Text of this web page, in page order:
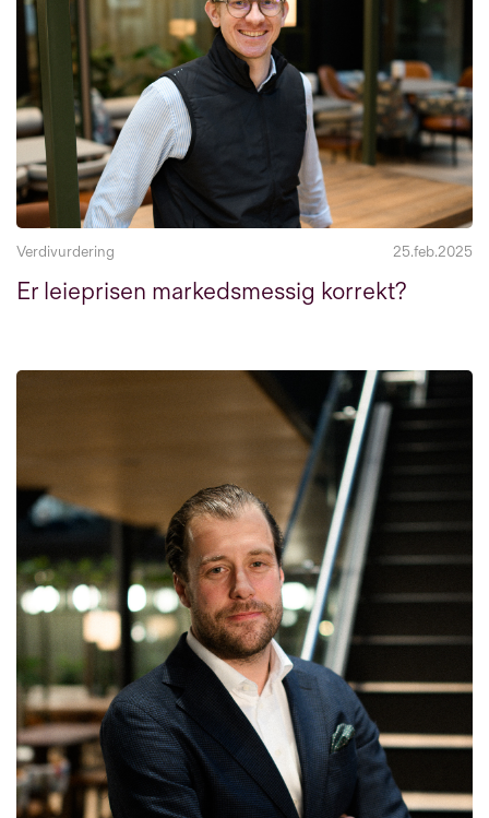
Verdivurdering 25.feb.2025
Er leieprisen markedsmessig korrekt?